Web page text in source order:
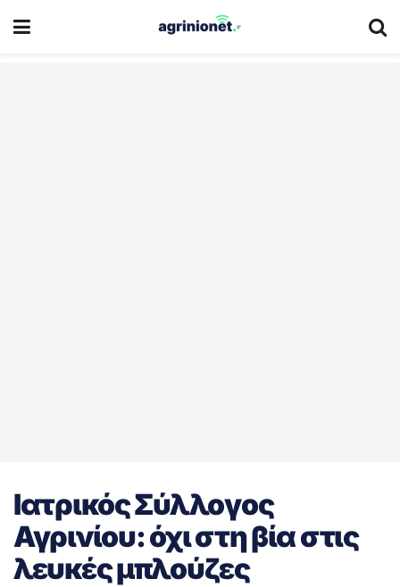
Ιατρικός Σύλλογος
Αγρινίου: όχι στη βία στις
λευκές μπλούζες